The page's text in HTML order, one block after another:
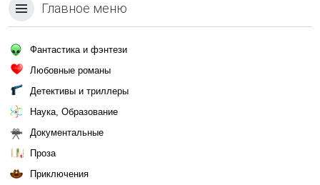
Главное меню
Фантастика и фэнтези
Любовные романы
Детективы и триллеры
Наука, Образование
Документальные
Проза
Приключения